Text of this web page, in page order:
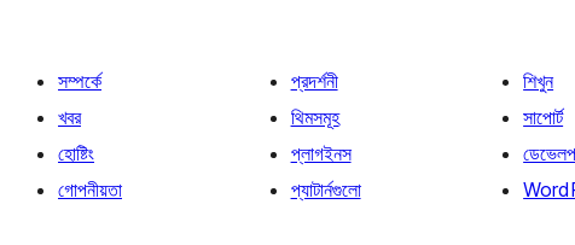
সম্পর্কে
খবর
হোষ্টিং
গোপনীয়তা
প্রদর্শনী
থিমসমূহ
প্লাগইনস
প্যাটার্নগুলো
শিখুন
সাপোর্ট